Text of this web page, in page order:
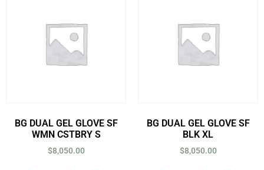
BG DUAL GEL GLOVE SF
WMN CSTBRY S
$8,050.00
BG DUAL GEL GLOVE SF
BLK XL
$8,050.00